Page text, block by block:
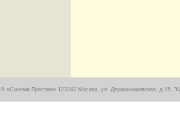
© «Синема Престиж» 123242 Москва, ул. Дружинниковская, д.15,